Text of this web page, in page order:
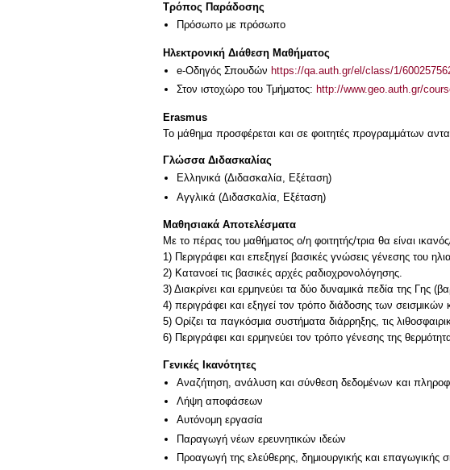
Τρόπος Παράδοσης
Πρόσωπο με πρόσωπο
Ηλεκτρονική Διάθεση Μαθήματος
e-Οδηγός Σπουδών https://qa.auth.gr/el/class/1/
Στον ιστοχώρο του Τμήματος: http://www.geo.auth.gr/
Erasmus
Το μάθημα προσφέρεται και σε φοιτητές προγραμμάτων
Γλώσσα Διδασκαλίας
Ελληνικά (Διδασκαλία, Εξέταση)
Αγγλικά (Διδασκαλία, Εξέταση)
Μαθησιακά Αποτελέσματα
Με το πέρας του μαθήματος ο/η φοιτητής/τρια θα είναι
1) Περιγράφει και επεξηγεί βασικές γνώσεις γένεσης του
2) Κατανοεί τις βασικές αρχές ραδιοχρονολόγησης.
3) Διακρίνει και ερμηνεύει τα δύο δυναμικά πεδία της Γης
4) περιγράφει και εξηγεί τον τρόπο διάδοσης των
5) Ορίζει τα παγκόσμια συστήματα διάρρηξης, τις
6) Περιγράφει και ερμηνεύει τον τρόπο γένεσης της
Γενικές Ικανότητες
Αναζήτηση, ανάλυση και σύνθεση δεδομένων και
Λήψη αποφάσεων
Αυτόνομη εργασία
Παραγωγή νέων ερευνητικών ιδεών
Προαγωγή της ελεύθερης, δημιουργικής και επαγωγικής